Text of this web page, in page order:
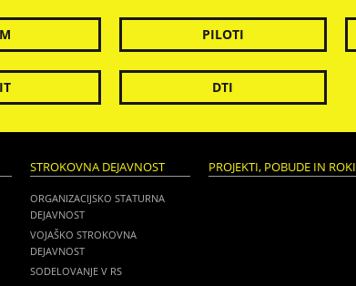
PILOTI
DTI
STROKOVNA DEJAVNOST
ORGANIZACIJSKO STATURNA
DEJAVNOST
VOJAŠKO STROKOVNA
DEJAVNOST
SODELOVANJE V RS
PROJEKTI, POBUDE IN ROKI